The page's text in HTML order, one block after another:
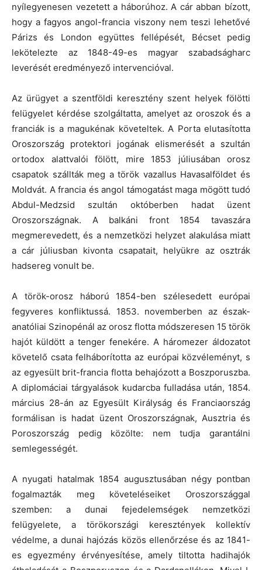
nyílegyenesen vezetett a háborúhoz. A cár abban bízott,
hogy a fagyos angol-francia viszony nem teszi lehetővé
Párizs és London együttes fellépését, Bécset pedig
lekötelezte az 1848-49-es magyar szabadságharc
leverését eredményező intervencióval.
Az ürügyet a szentföldi keresztény szent helyek fölötti
felügyelet kérdése szolgáltatta, amelyet az oroszok és a
franciák is a magukénak követeltek. A Porta elutasította
Oroszország protektori jogának elismerését a szultán
ortodox alattvalói fölött, mire 1853 júliusában orosz
csapatok szállták meg a török vazallus Havasalföldet és
Moldvát. A francia és angol támogatást maga mögött tudó
Abdul-Medzsid szultán októberben hadat üzent
Oroszországnak. A balkáni front 1854 tavaszára
megmerevedett, és a nemzetközi helyzet alakulása miatt
a cár júliusban kivonta csapatait, helyükre az osztrák
hadsereg vonult be.
A török-orosz háború 1854-ben szélesedett európai
fegyveres konfliktussá. 1853. novemberben az észak-
anatóliai Szinopénál az orosz flotta módszeresen 15 török
hajót küldött a tenger fenekére. A háromezer áldozatot
követelő csata felháborította az európai közvéleményt, s
az egyesült brit-francia flotta behajózott a Boszporuszba.
A diplomáciai tárgyalások kudarcba fulladása után, 1854.
március 28-án az Egyesült Királyság és Franciaország
formálisan is hadat üzent Oroszországnak, Ausztria és
Poroszország pedig közölte: nem tudja garantálni
semlegességét.
A nyugati hatalmak 1854 augusztusában négy pontban
fogalmazták meg követeléseiket Oroszországgal
szemben: a dunai fejedelemségek nemzetközi
felügyelete, a törökországi keresztények kollektív
védelme, a dunai hajózás közös ellenőrzése és az 1841-
es egyezmény érvényesítése, amely tiltotta hadihajók